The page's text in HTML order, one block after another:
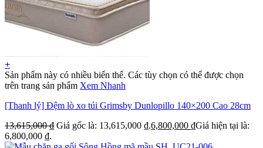
+
Sản phẩm này có nhiều biến thể. Các tùy chọn có thể được chọn
trên trang sản phẩm Xem Nhanh
[Thanh lý] Đệm lò xo túi Grimsby Dunlopillo 140×200 Cao 28cm
13,615,000₫ Giá gốc là: 13,615,000 ₫.6,800,000 ₫Giá hiện tại là:
6,800,000 ₫.